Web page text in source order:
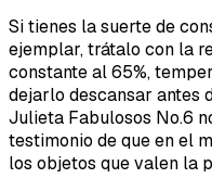
Si tienes la suerte de
ejemplar, trátalo con la
constante al 65%,
dejarlo descansar antes
Julieta Fabulosos No.6
testimonio de que en el
los objetos que valen la